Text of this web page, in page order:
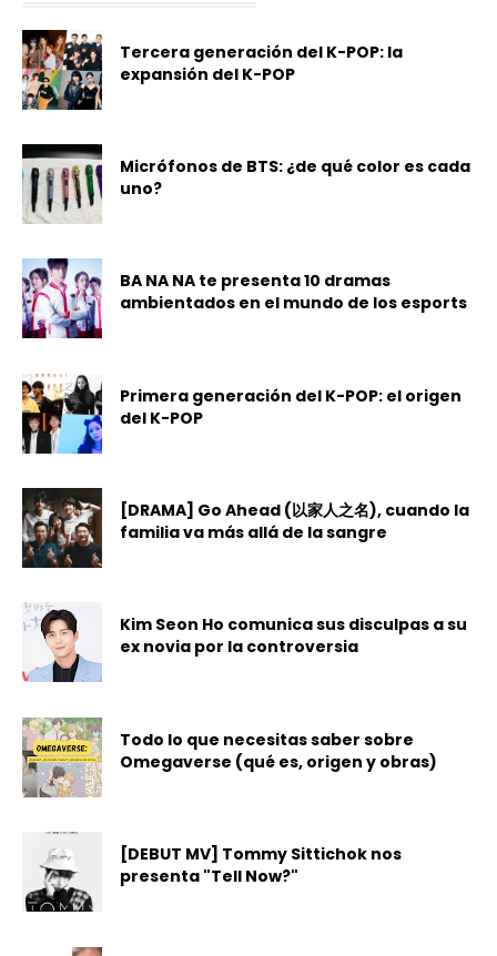
Tercera generación del K-POP: la
expansión del K-POP
Micrófonos de BTS: ¿de qué color es cada
uno?
BA NA NA te presenta 10 dramas
ambientados en el mundo de los esports
Primera generación del K-POP: el origen
del K-POP
[DRAMA] Go Ahead (以家人之名), cuando la
familia va más allá de la sangre
Kim Seon Ho comunica sus disculpas a su
ex novia por la controversia
Todo lo que necesitas saber sobre
Omegaverse (qué es, origen y obras)
[DEBUT MV] Tommy Sittichok nos
presenta "Tell Now?"